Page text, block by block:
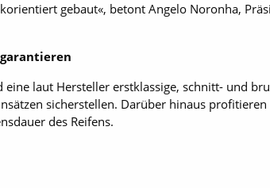
gebaut«, betont Angelo Noronha,
eine laut Hersteller erstklassige, schnitt- und
sicherstellen. Darüber hinaus
des Reifens.